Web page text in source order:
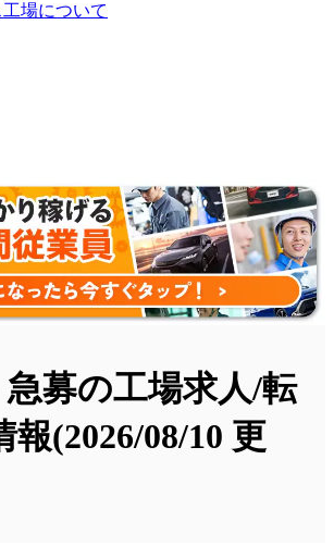
場について
募の工場求人/転
報(2026/08/10 更